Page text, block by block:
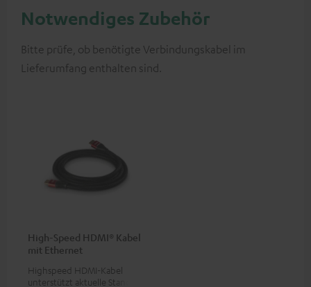
Notwendiges Zubehör
Bitte prüfe, ob benötigte Verbindungskabel im
Lieferumfang enthalten sind.
High-Speed HDMI® Kabel
mit Ethernet
Highspeed HDMI-Kabel
unterstützt aktuelle Standards